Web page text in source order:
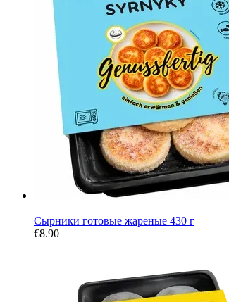
Сырники готовые жареные 430 г
€8.90